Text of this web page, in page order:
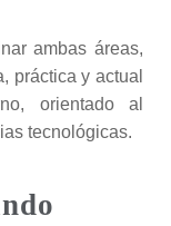
ambas áreas,
práctica y actual
orientado al
tecnológicas.